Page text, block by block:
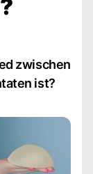
zwischen
ist?